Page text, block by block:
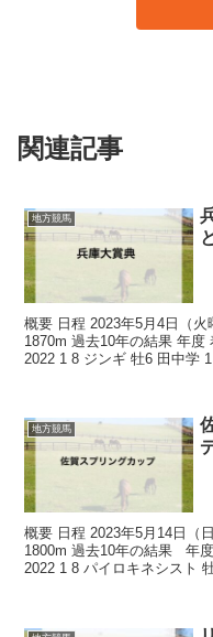
関連記事
地方競馬
概要 日程 2023年5月4日（
1870m 過去10年の結果 年
2022 1 8 ジンギ 牡6 田中学
地方競馬
概要 日程 2023年5月14日（
1800m 過去10年の結果 年
2022 1 8 パイロキネシスト